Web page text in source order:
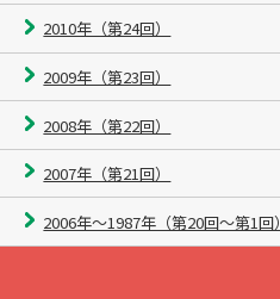
2010年（第24回）
2009年（第23回）
2008年（第22回）
2007年（第21回）
2006年〜1987年（第20回〜第1回）